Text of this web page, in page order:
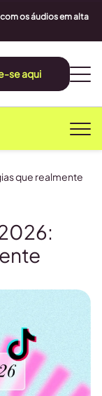
os áudios em alta
se aqui
que realmente